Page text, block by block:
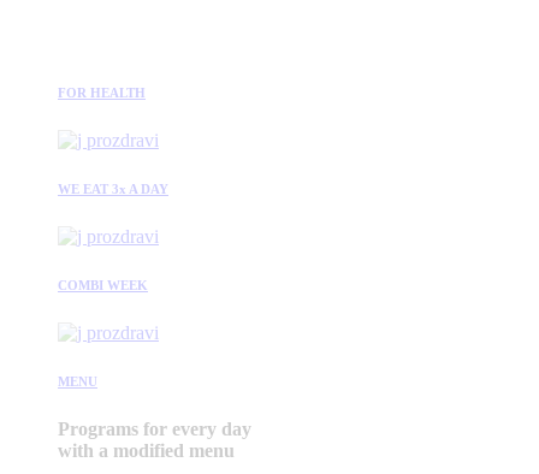
FOR HEALTH
WE EAT 3x A DAY
COMBI WEEK
MENU
Programs for every day
with a modified menu